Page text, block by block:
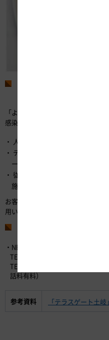
お客さまに安全・安心
「よりみちの宿」では、次の取組
感染拡大を予防する「新しい生活様
人との接触を減らすことのでき
テーブル、座席などのソーシャ
ーションの設置
従業員の衛生管理の徹底を図る
施
お客さまの安全を最優先に取組み
用いただけます。
・NEXCO中日本お客さまセンター
TEL：0120-922-229 （フリーダイ
TEL：052-223-0333 （フリーダ
話料有料）
参考資料 「テラスゲート土岐